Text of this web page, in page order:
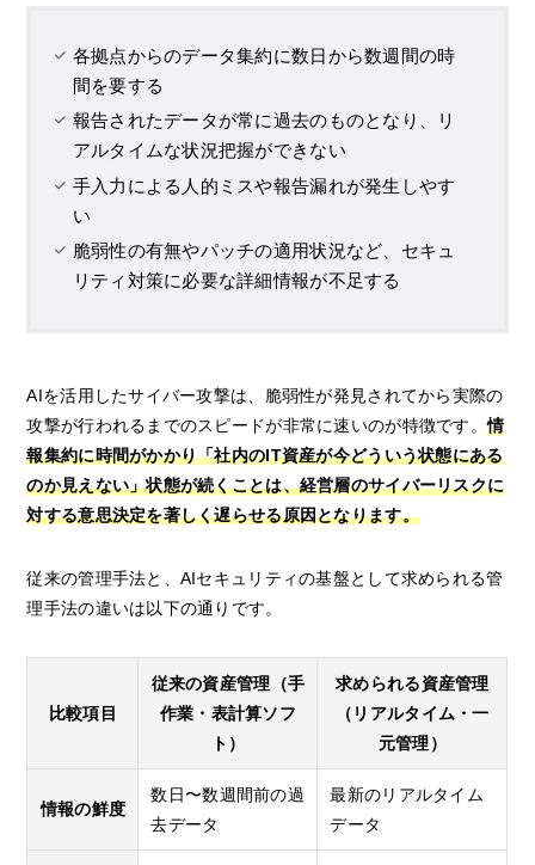
各拠点からのデータ集約に数日から数週間の時
間を要する
報告されたデータが常に過去のものとなり、リ
アルタイムな状況把握ができない
手入力による人的ミスや報告漏れが発生しやす
い
脆弱性の有無やパッチの適用状況など、セキュ
リティ対策に必要な詳細情報が不足する
AIを活用したサイバー攻撃は、脆弱性が発見されてから実際の
攻撃が行われるまでのスピードが非常に速いのが特徴です。情
報集約に時間がかかり「社内のIT資産が今どういう状態にある
のか見えない」状態が続くことは、経営層のサイバーリスクに
対する意思決定を著しく遅らせる原因となります。
従来の管理手法と、AIセキュリティの基盤として求められる管
理手法の違いは以下の通りです。
比較項目
従来の資産管理（手
作業・表計算ソフ
ト）
求められる資産管理
（リアルタイム・一
元管理）
情報の鮮度
数日〜数週間前の過
去データ
最新のリアルタイム
データ